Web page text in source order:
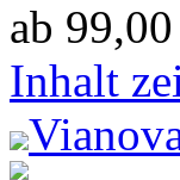
ab
Inhalt